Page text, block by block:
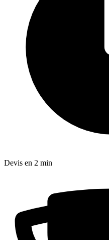
Devis en 2 min